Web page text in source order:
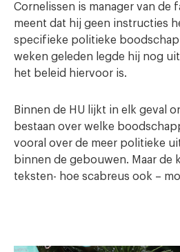
Cornelissen is manager van de
meent dat hij geen instructies
specifieke politieke
weken geleden legde hij nog uit
het beleid hiervoor is.
Binnen de HU lijkt in elk geval
bestaan over welke
vooral over de meer politieke
binnen de gebouwen. Maar de
teksten- hoe scabreus ook –